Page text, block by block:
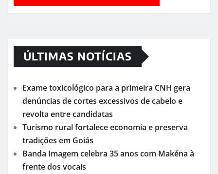
ÚLTIMAS NOTÍCIAS
Exame toxicológico para a primeira CNH gera
denúncias de cortes excessivos de cabelo e
revolta entre candidatas
Turismo rural fortalece economia e preserva
tradições em Goiás
Banda Imagem celebra 35 anos com Makéna à
frente dos vocais